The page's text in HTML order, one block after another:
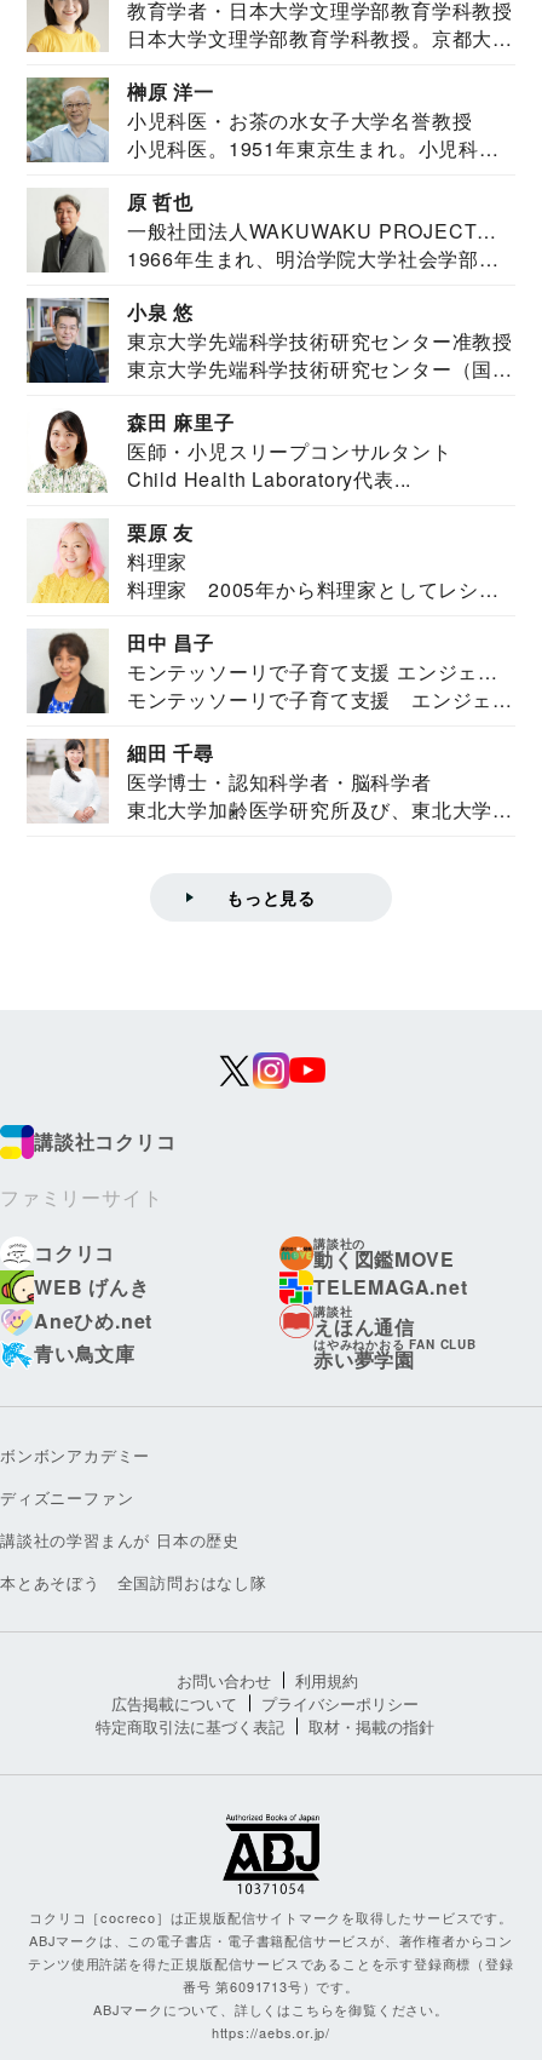
教育学者・日本大学文理学部教育学科教授
日本大学文理学部教育学科教授。京都大学
榊原 洋一
小児科医・お茶の水女子大学名誉教授
小児科医。1951年東京生まれ。小児科
原 哲也
一般社団法人WAKUWAKU PROJECT
JAPAN代表・言語聴覚士・社会福祉士
1966年生まれ、明治学院大学社会学部福
小泉 悠
東京大学先端科学技術研究センター准教授
東京大学先端科学技術研究センター（国際
森田 麻里子
医師・小児スリープコンサルタント
Child Health Laboratory代表...
栗原 友
料理家
料理家 2005年から料理家としてレシピ
田中 昌子
モンテッソーリで子育て支援 エンジェル
ズハウス研究所所長
モンテッソーリで子育て支援 エンジェル
細田 千尋
医学博士・認知科学者・脳科学者
東北大学加齢医学研究所及び、東北大学大
もっと見る
講談社コクリコ
ファミリーサイト
コクリコ
講談社の
動く図鑑MOVE
WEB げんき
TELEMAGA.net
Aneひめ.net
講談社
えほん通信
青い鳥文庫
はやみねかおる FAN CLUB
赤い夢学園
ボンボンアカデミー
ディズニーファン
講談社の学習まんが 日本の歴史
本とあそぼう 全国訪問おはなし隊
お問い合わせ
利用規約
広告掲載について
プライバシーポリシー
特定商取引法に基づく表記
取材・掲載の指針
コクリコ［cocreco］は正規版配信サイトマークを取得したサービスです。
ABJマークは、この電子書店・電子書籍配信サービスが、著作権者からコン
テンツ使用許諾を得た正規版配信サービスであることを示す登録商標（登録
番号 第6091713号）です。
ABJマークについて、詳しくはこちらを御覧ください。
https://aebs.or.jp/